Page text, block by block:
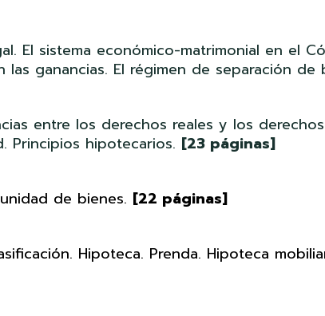
El sistema económico-matrimonial en el
ganancias. El régimen de separación de
entre los derechos reales y los
Principios hipotecarios. [23 páginas]
de bienes. [22 páginas]
Hipoteca. Prenda. Hipoteca